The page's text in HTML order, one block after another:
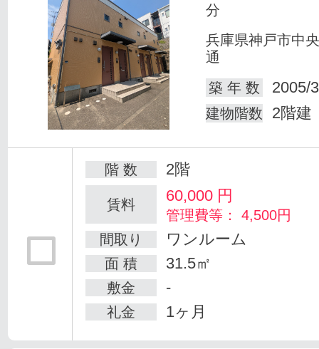
分
兵庫県神戸市中
通
築 年 数
2005/
建物階数 2階建
階 数 2階
賃料 60,000 円
管理費等： 4,500円
間取り
ワンルーム
面 積 31.5㎡
敷金 -
礼金 1ヶ月